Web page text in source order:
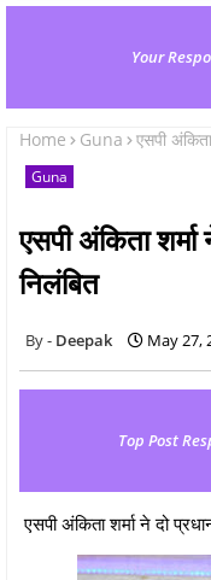
Your
Home Guna एसपी
Guna
एसपी अंकिता
निलंबित
Deepak May 27,
Top Post
एसपी अंकिता शर्मा ने दो